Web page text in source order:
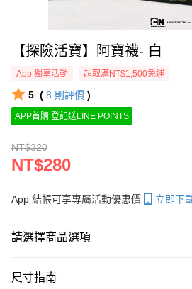
【探險活寶】阿寶襪- 白
App 獨享活動 超取滿NT$1,500免運
5 ( 8 則評價 )
APP首購 登記送LINE POINTS
NT$320
NT$280
App 結帳可享專屬活動優惠價 立即下
請選擇商品選項
尺寸指南